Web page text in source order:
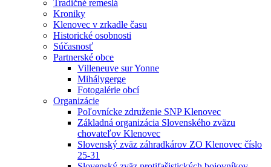
Tradičné remeslá
Kroniky
Klenovec v zrkadle času
Historické osobnosti
Súčasnosť
Partnerské obce
Villeneuve sur Yonne
Mihálygerge
Fotogalérie obcí
Organizácie
Poľovnícke združenie SNP Klenovec
Základná organizácia Slovenského zväzu
chovateľov Klenovec
Slovenský zväz záhradkárov ZO Klenovec číslo
25-31